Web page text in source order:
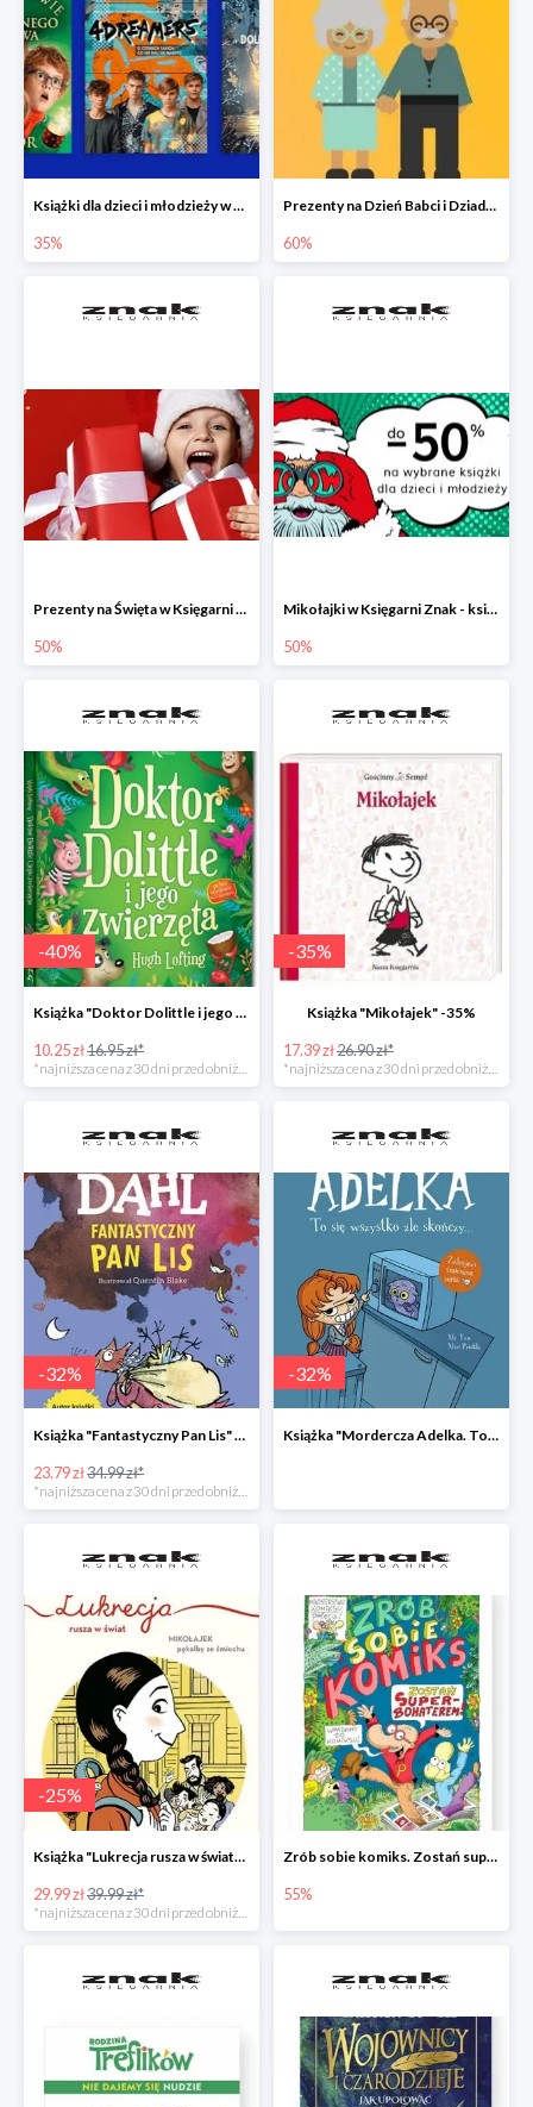
Książki dla dzieci i młodzieży w Księgarni Znak do -35%
35%
Prezenty na Dzień Babci i Dziadka w Księgarni Znak do -60%
60%
Prezenty na Święta w Księgarni Znak -50%
50%
Mikołajki w Księgarni Znak - książki dla dzieci i młodzieży do -50%
50%
-40%
Książka "Doktor Dolittle i jego zwierzęta" -40%
10.25 zł16.95 zł*
*najniższa cena z 30 dni przed obniżką
-35%
Książka "Mikołajek" -35%
17.39 zł26.90 zł*
*najniższa cena z 30 dni przed obniżką
-32%
Książka "Fantastyczny Pan Lis" -32%
23.79 zł34.99 zł*
-32%
Książka "Mordercza Adelka. To się wszystko źle skończy" -32%
-25%
Książka "Lukrecja rusza w świat" -25%
29.99 zł39.99 zł*
*najniższa cena z 30 dni przed obniżką
Zrób sobie komiks. Zostań superbohaterem
55%